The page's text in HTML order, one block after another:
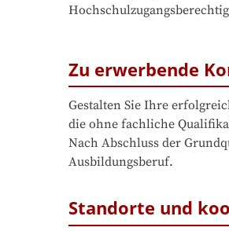
Zu erwerbende
Gestalten Sie Ihre
die ohne fachliche
Nach Abschluss der
Ausbildungsberuf.
Standorte und